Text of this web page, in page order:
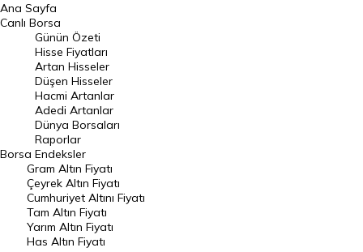
BIST 100 Hisseleri
En Çok Artan Hisseler
En Çok Düşen Hisseler
Hacmi Artanlar
Geçmiş Kapanışlar
Dünya Borsaları
Raporlar
Endeksler
DÖVİZ
Ana Sayfa
Canlı Borsa
Borsa
Günün Özeti
Hisse Fiyatları
Artan Hisseler
Düşen Hisseler
Hacmi Artanlar
Adedi Artanlar
Dünya Borsaları
Raporlar
Endeksler
Gram Altın Fiyatı
Çeyrek Altın Fiyatı
Cumhuriyet Altını Fiyatı
Tam Altın Fiyatı
Yarım Altın Fiyatı
Has Altın Fiyatı